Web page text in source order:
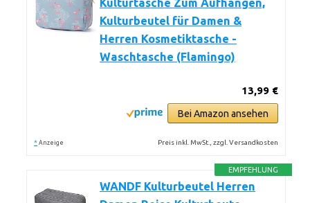
Kulturtasche Zum Aufhängen,
Kulturbeutel für Damen &
Herren Kosmetiktasche -
Waschtasche (Flamingo)
13,99 €
Bei Amazon ansehen
* Anzeige Preis inkl. MwSt., zzgl. Versandkosten
EMPFEHLUNG
WANDF Kulturbeutel Herren